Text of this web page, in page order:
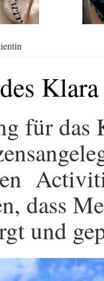
für
dass
und